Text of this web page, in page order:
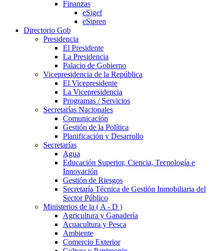
Finanzas
eSigef
eSipren
Directorio Gob
Presidencia
El Presidente
La Presidencia
Palacio de Gobierno
Vicepresidencia de la República
El Vicepresidente
La Vicepresidencia
Programas / Servicios
Secretarías Nacionales
Comunicación
Gestión de la Política
Planificación y Desarrollo
Secretarías
Agua
Educación Superior, Ciencia, Tecnología e
Innovación
Gestión de Riesgos
Secretaría Técnica de Gestión Inmobiliaria del
Sector Público
Ministerios de la ( A - D )
Agricultura y Ganadería
Acuacultura y Pesca
Ambiente
Comercio Exterior